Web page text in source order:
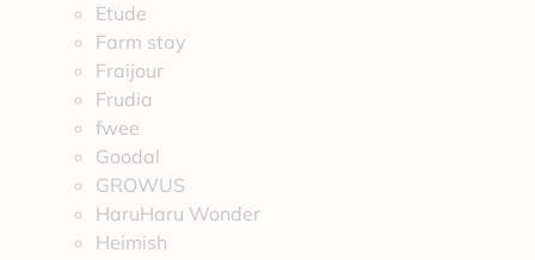
Etude
Farm stay
Fraijour
Frudia
fwee
Goodal
GROWUS
HaruHaru Wonder
Heimish